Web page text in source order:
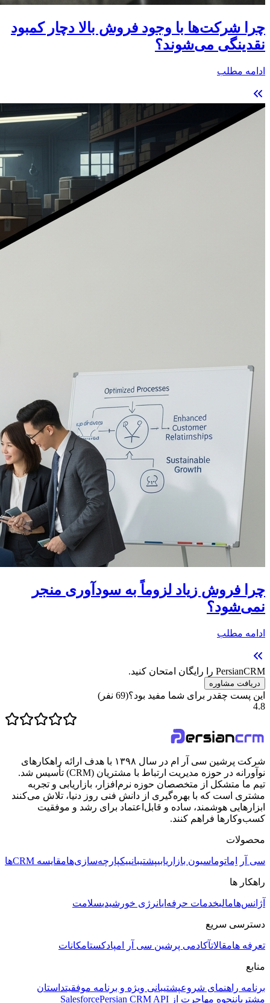
چرا شرکت‌ها با وجود فروش بالا دچار کمبود
نقدینگی می‌شوند؟
ادامه مطلب
چرا فروش زیاد لزوماً به سودآوری منجر
نمی‌شود؟
ادامه مطلب
PersianCRM را رایگان امتحان کنید.
دریافت مشاوره
این پست چقدر برای شما مفید بود؟(
69 نفر)
4.8
شرکت پرشین سی آر ام در سال ۱۳۹۸ با هدف ارائه راهکارهای
نوآورانه در حوزه مدیریت ارتباط با مشتریان (CRM) تأسیس شد.
تیم ما متشکل از متخصصان حوزه نرم‌افزار، بازاریابی و تجربه
مشتری است که با بهره‌گیری از دانش فنی روز دنیا، تلاش می‌کنند
ابزارهایی هوشمند، ساده و قابل‌اعتماد برای رشد و موفقیت
کسب‌وکارها فراهم کنند.
محصولات
سی آر اِماتوماسیون بازاریابیپشتیبانییکپارچه‌سازی‌هامقایسه CRMها
راهکار ها
آژانس‌هامالیخدمات حرفه‌ایانرژی خورشیدیسلامت
دسترسی سریع
تعرفه هامقالاتآکادمی پرشین سی آر امپادکستامکانات
منابع
برنامه راهنمای شروعپشتیبانی ویژه و برنامه موفقیتداستان
مشتریاننحوه مهاجرت از Salesforce Persian CRM API